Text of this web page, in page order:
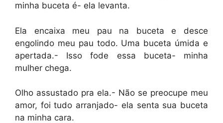
minha buceta é- ela levanta.
Ela encaixa meu pau na buceta e desce
engolindo meu pau todo. Uma buceta úmida e
apertada.- Isso fode essa buceta- minha
mulher chega.
Olho assustado pra ela.- Não se preocupe meu
amor, foi tudo arranjado- ela senta sua buceta
na minha cara.